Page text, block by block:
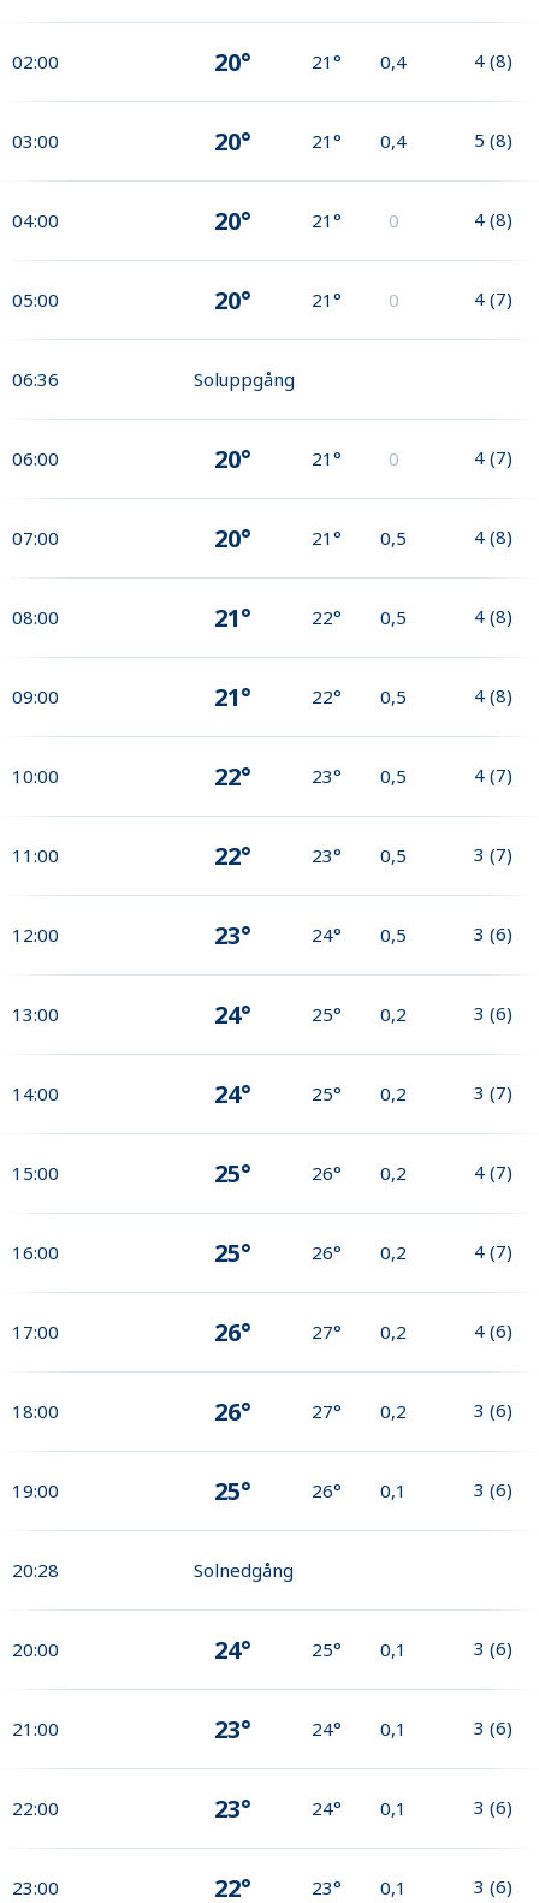
02:00 20° 21° 0,4 4 (8)
03:00 20° 21° 0,4 5 (8)
04:00 20° 21° 0 4 (8)
05:00 20° 21° 0 4 (7)
06:36 Soluppgång
06:00 20° 21° 0 4 (7)
07:00 20° 21° 0,5 4 (8)
08:00 21° 22° 0,5 4 (8)
09:00 21° 22° 0,5 4 (8)
10:00 22° 23° 0,5 4 (7)
11:00 22° 23° 0,5 3 (7)
12:00 23° 24° 0,5 3 (6)
13:00 24° 25° 0,2 3 (6)
14:00 24° 25° 0,2 3 (7)
15:00 25° 26° 0,2 4 (7)
16:00 25° 26° 0,2 4 (7)
17:00 26° 27° 0,2 4 (6)
18:00 26° 27° 0,2 3 (6)
19:00 25° 26° 0,1 3 (6)
20:28 Solnedgång
20:00 24° 25° 0,1 3 (6)
21:00 23° 24° 0,1 3 (6)
22:00 23° 24° 0,1 3 (6)
23:00 22° 23° 0,1 3 (6)